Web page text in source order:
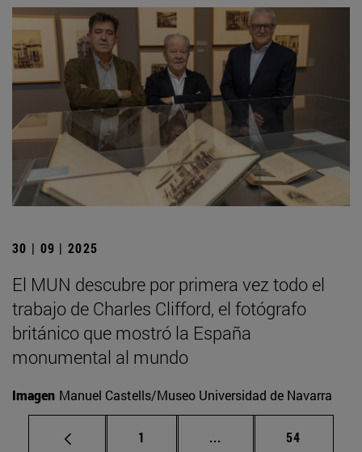
30 | 09 | 2025
El MUN descubre por primera vez todo el
trabajo de Charles Clifford, el fotógrafo
británico que mostró la España
monumental al mundo
Imagen Manuel Castells/Museo Universidad de Navarra
Página
1 ... Páginas intermedias
Página
54